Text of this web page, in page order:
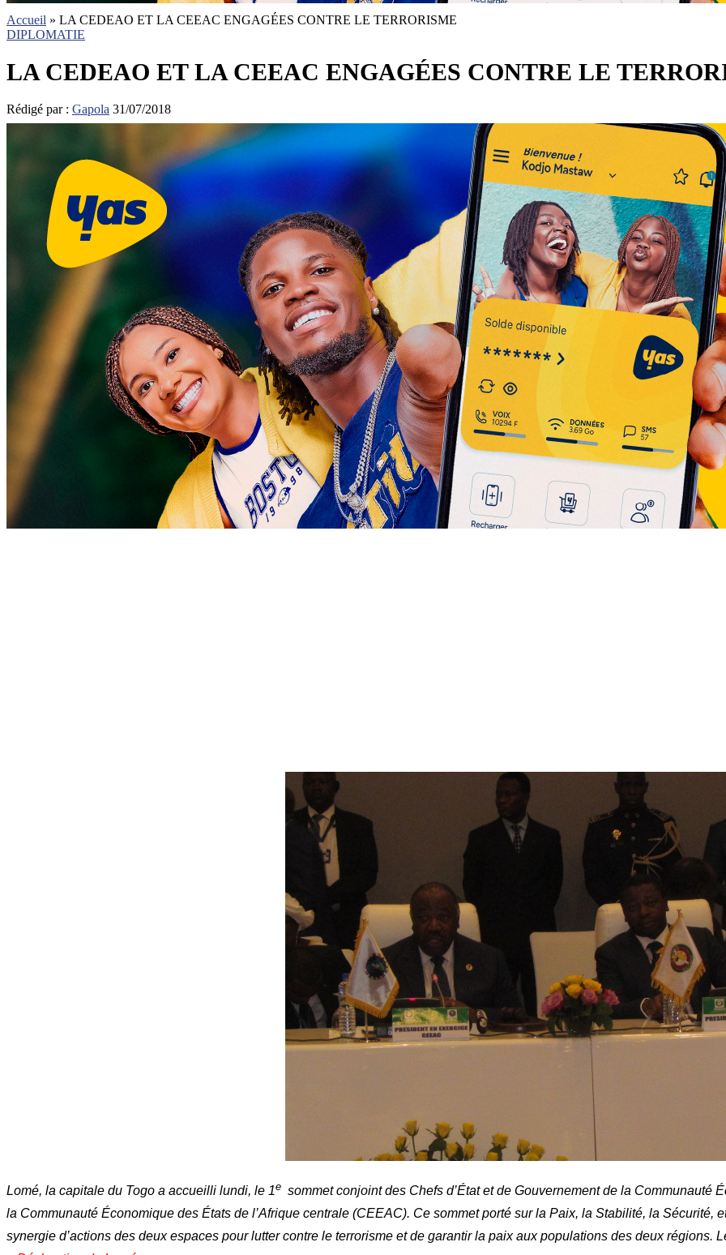
Accueil » LA CEDEAO ET LA CEEAC ENGAGÉES CONTRE LE TERRORISME
DIPLOMATIE
LA CEDEAO ET LA CEEAC ENGAGÉES CONTRE LE
Rédigé par : Gapola 31/07/2018
Lomé, la capitale du Togo a accueilli lundi, le 1e sommet conjoint des Chefs d’État et de Gouvernement de la Communauté
la Communauté Économique des États de l’Afrique centrale (CEEAC). Ce sommet porté sur la Paix, la Stabilité, la Sécurité,
synergie d’actions des deux espaces pour lutter contre le terrorisme et de garantir la paix aux populations des deux régions.